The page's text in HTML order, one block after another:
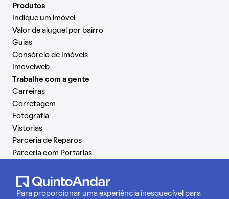
Produtos
Indique um imóvel
Valor de aluguel por bairro
Guias
Consórcio de Imóveis
Imovelweb
Trabalhe com a gente
Carreiras
Corretagem
Fotografia
Vistorias
Parceria de Reparos
Parceria com Portarias
Para proporcionar uma experiência inesquecível para